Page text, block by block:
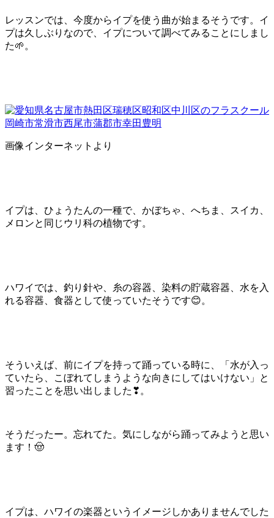
レッスンでは、今度からイプを使う曲が始まるそうです。イ
プは久しぶりなので、イプについて調べてみることにしまし
た🌱。
画像インターネットより
イプは、ひょうたんの一種で、かぼちゃ、へちま、スイカ、
メロンと同じウリ科の植物です。
ハワイでは、釣り針や、糸の容器、染料の貯蔵容器、水を入
れる容器、食器として使っていたそうです😊。
そういえば、前にイプを持って踊っている時に、「水が入っ
ていたら、こぼれてしまうような向きにしてはいけない」と
習ったことを思い出しました❣。
そうだったー。忘れてた。気にしながら踊ってみようと思い
ます！🤠
イプは、ハワイの楽器というイメージしかありませんでした